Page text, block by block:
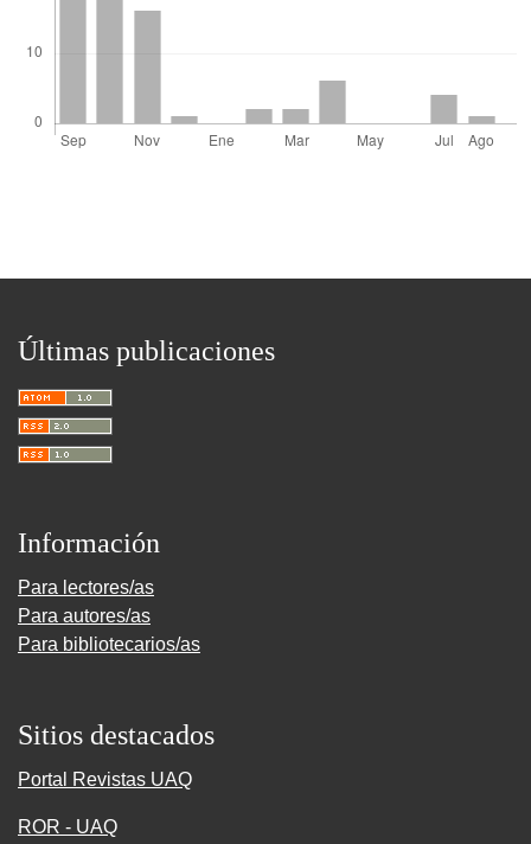
Últimas publicaciones
Información
Para lectores/as
Para autores/as
Para bibliotecarios/as
Sitios destacados
Portal Revistas UAQ
ROR - UAQ